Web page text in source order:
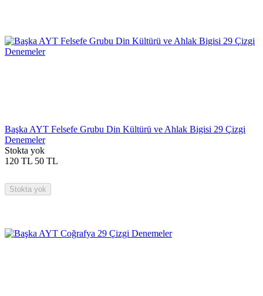
Başka AYT Felsefe Grubu Din Kültürü ve Ahlak Bigisi 29 Çizgi
Denemeler
Stokta yok
120 TL 50 TL
Stokta yok